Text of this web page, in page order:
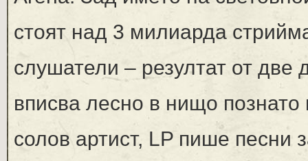
стоят над 3 милиарда
слушатели – резултат от две
вписва лесно в нищо познато
солов артист, LP пише песни